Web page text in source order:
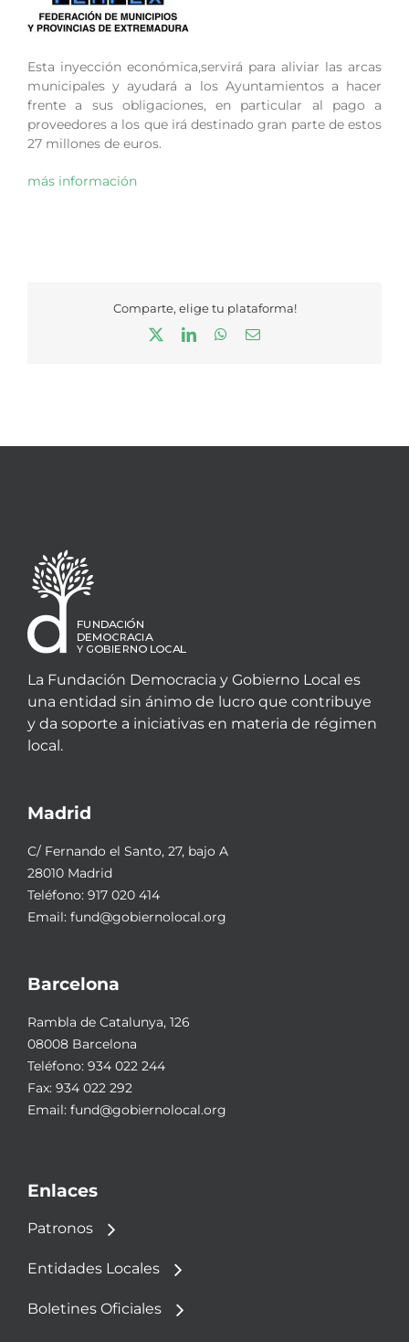
Esta inyección económica,servirá para aliviar las arcas
municipales y ayudará a los Ayuntamientos a hacer
frente a sus obligaciones, en particular al pago a
proveedores a los que irá destinado gran parte de estos
27 millones de euros.
más información
Comparte, elige tu plataforma!
LinkedInWhatsApp
Correo
La Fundación Democracia y Gobierno Local es
una entidad sin ánimo de lucro que contribuye
y da soporte a iniciativas en materia de régimen
local.
Madrid
C/ Fernando el Santo, 27, bajo A
28010 Madrid
Teléfono: 917 020 414
Email: fund@gobiernolocal.org
Barcelona
Rambla de Catalunya, 126
08008 Barcelona
Teléfono: 934 022 244
Fax: 934 022 292
Email: fund@gobiernolocal.org
Enlaces
Patronos
Entidades Locales
Boletines Oficiales